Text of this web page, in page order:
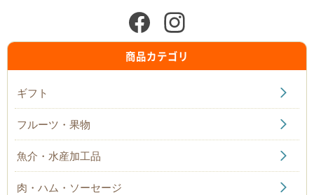
商品カテゴリ
ギフト
フルーツ・果物
魚介・水産加工品
肉・ハム・ソーセージ